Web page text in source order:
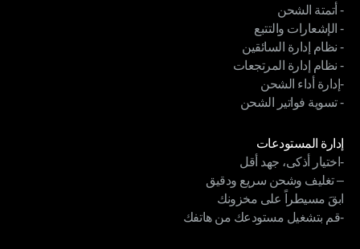
الربط التقني متناغم القنوات
- أتمتة الشحن
- أتمتة الشحن
- الإشعارات والتتبع
- الإشعارات والتتبع
- نظام إدارة السائقين
- نظام إدارة السائقين
- نظام إدارة المرتجعات
- نظام إدارة المرتجعات
-إدارة أداء الشحن
-إدارة أداء الشحن
- تسوية فواتير الشحن
إدارة المستودعات
إدارة المستودعات
-اختيار أذكى، جهد أقل
-اختيار أذكى، جهد أقل
– تغليف وشحن سريع ودقيق
– تغليف وشحن سريع ودقيق
ابقَ مسيطراً على مخزونك
ابقَ مسيطراً على مخزونك
-قم بتشغيل مستودعك من هاتفك